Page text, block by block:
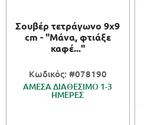
Σουβέρ τετράγωνο 9x9
cm - "Μάνα, φτιάξε
καφέ..."
Κωδικός: #078190
ΑΜΕΣΑ ΔΙΑΘΕΣΙΜΟ 1-3
ΗΜΕΡΕΣ